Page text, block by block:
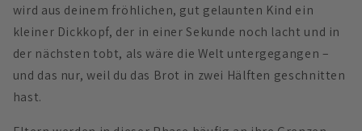
wird aus deinem fröhlichen, gut gelaunten Kind ein
kleiner Dickkopf, der in einer Sekunde noch lacht und in
der nächsten tobt, als wäre die Welt untergegangen –
und das nur, weil du das Brot in zwei Hälften geschnitten
hast.